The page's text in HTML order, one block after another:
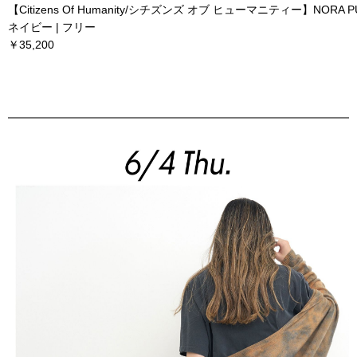
【Citizens Of Humanity/シチズンズ オブ ヒューマニティー】NORA
ネイビー | フリー
￥35,200